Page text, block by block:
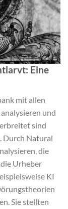
Eine
mit allen
und
sind
Durch Natural
die
Urheber
KI
Sie stellten